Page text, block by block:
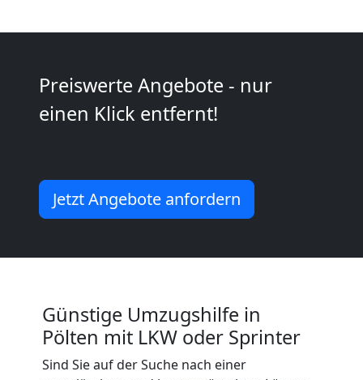
Preiswerte Angebote - nur
einen Klick entfernt!
Jetzt Angebote anfordern
Günstige Umzugshilfe in
Pölten mit LKW oder Sprinter
Sind Sie auf der Suche nach einer
Beiladung
Pölten
Umzug
Pölten
Mann